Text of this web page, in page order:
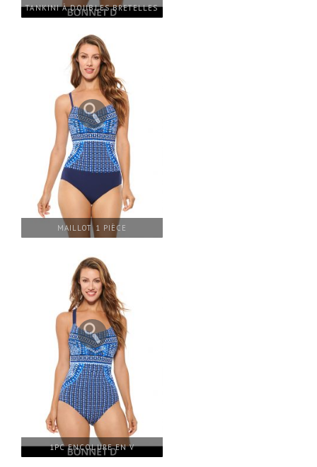
TANKINI À DOUBLES BRETELLES
MAILLOT 1 PIÈCE
1PC ENCOLURE EN V